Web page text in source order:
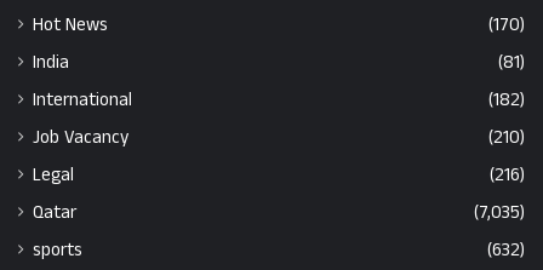
Hot News
(170)
India
(81)
International
(182)
Job Vacancy
(210)
Legal
(216)
Qatar
(7,035)
sports
(632)